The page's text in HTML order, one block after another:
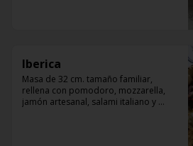
Iberica
Masa de 32 cm. tamaño familiar,
rellena con pomodoro, mozzarella,
jamón artesanal, salami italiano y